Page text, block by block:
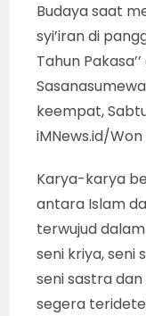
Budaya saat
syi’iran di
Tahun
keempat,
iMNews.id/
Karya-karya
antara Islam
terwujud
seni kriya, seni
seni sastra
segera